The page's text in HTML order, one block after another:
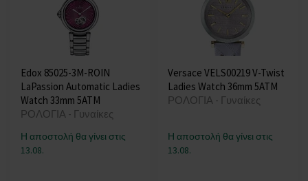
Edox 85025-3M-ROIN
LaPassion Automatic Ladies
Watch 33mm 5ATM
ΡΟΛΟΓΙΑ - Γυναίκες
Η αποστολή θα γίνει στις
13.08.
Versace VELS00219 V-Twist
Ladies Watch 36mm 5ATM
ΡΟΛΟΓΙΑ - Γυναίκες
Η αποστολή θα γίνει στις
13.08.